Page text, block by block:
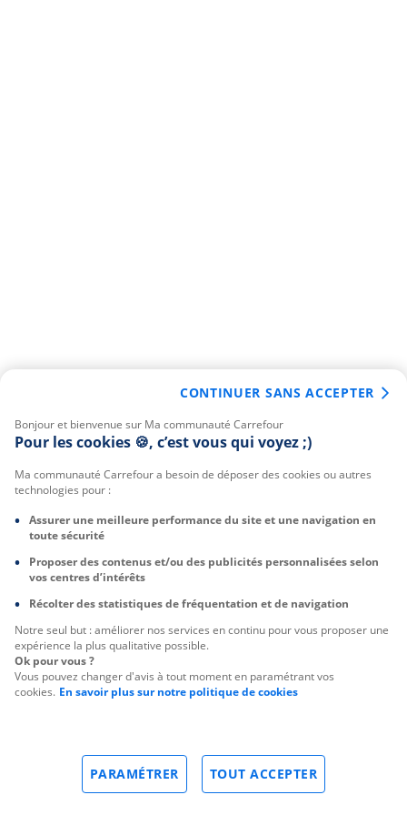
Bonjour et bienvenue sur Ma communauté Carrefour
Pour les cookies 🍪, c’est vous qui voyez ;)
Ma communauté Carrefour a besoin de déposer des cookies ou autres
technologies pour :
Assurer une meilleure performance du site et une navigation en
toute sécurité
Proposer des contenus et/ou des publicités personnalisées selon
vos centres d’intérêts
Récolter des statistiques de fréquentation et de navigation
Notre seul but : améliorer nos services en continu pour vous proposer une
expérience la plus qualitative possible.
Ok pour vous ?
Vous pouvez changer d'avis à tout moment en paramétrant vos
cookies. En savoir plus sur notre politique de cookies
TOUT ACCEPTER
PARAMÉTRER
CONTINUER SANS ACCEPTER